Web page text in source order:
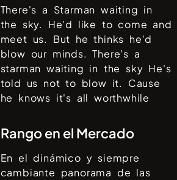
There's a Starman waiting in
the sky. He'd like to come and
meet us. But he thinks he'd
blow our minds. There's a
starman waiting in the sky He's
told us not to blow it. Cause
he knows it's all worthwhile
Rango en el Mercado
En el dinámico y siempre
cambiante panorama de las